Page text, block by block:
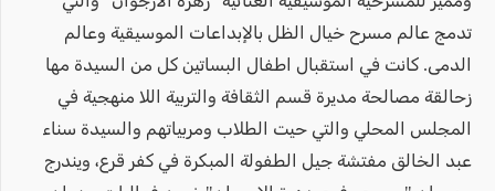
تدمج عالم مسرح خيال الظل بالإبداعات الموسيقية وعالم
الدمى. كانت في استقبال اطفال البساتين كل من السيدة مها
زحالقة مصالحة مديرة قسم الثقافة والتربية اللا منهجية في
المجلس المحلي والتي حيت الطلاب ومربياتهم والسيدة سناء
عبد الخالق مفتشة جيل الطفولة المبكرة في كفر قرع، ويندرج